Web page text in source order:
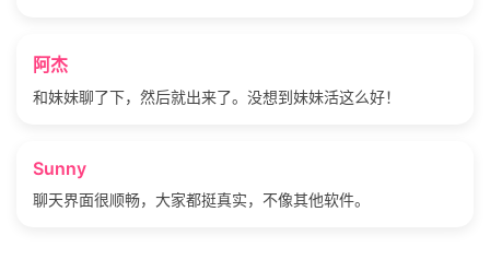
阿杰
和妹妹聊了下，然后就出来了。没想到妹妹活这么好！
Sunny
聊天界面很顺畅，大家都挺真实，不像其他软件。